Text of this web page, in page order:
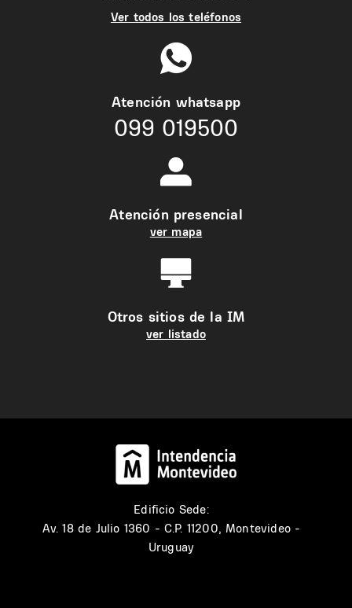
Ver todos los teléfonos
Atención whatsapp
099 019500
Atención presencial
ver mapa
Otros sitios de la IM
ver listado
Edificio Sede:
Av. 18 de Julio 1360 - C.P. 11200, Montevideo -
Uruguay